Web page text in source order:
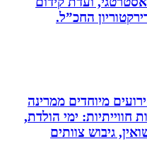
החכ”ל.
מיוחדים ממרינה
ימי הולדת,
גיבוש צוותים